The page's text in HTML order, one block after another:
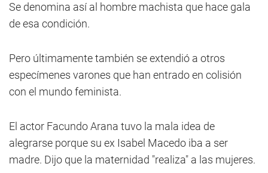
Se denomina así al hombre machista que hace gala
de esa condición.
Pero últimamente también se extendió a otros
especímenes varones que han entrado en colisión
con el mundo feminista.
El actor Facundo Arana tuvo la mala idea de
alegrarse porque su ex Isabel Macedo iba a ser
madre. Dijo que la maternidad "realiza" a las mujeres.